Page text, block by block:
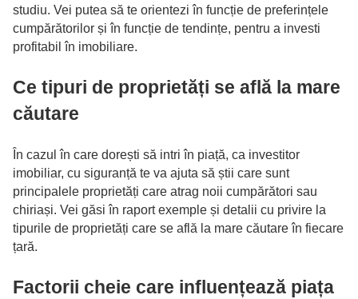
studiu. Vei putea să te orientezi în funcție de preferințele
cumpărătorilor și în funcție de tendințe, pentru a investi
profitabil în imobiliare.
Ce tipuri de proprietăți se află la mare
căutare
În cazul în care dorești să intri în piață, ca investitor
imobiliar, cu siguranță te va ajuta să știi care sunt
principalele proprietăți care atrag noii cumpărători sau
chiriași. Vei găsi în raport exemple și detalii cu privire la
tipurile de proprietăți care se află la mare căutare în fiecare
țară.
Factorii cheie care influențează piața